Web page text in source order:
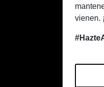
vienen.